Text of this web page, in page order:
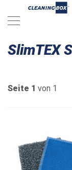
SlimTEX
Seite 1 von 1